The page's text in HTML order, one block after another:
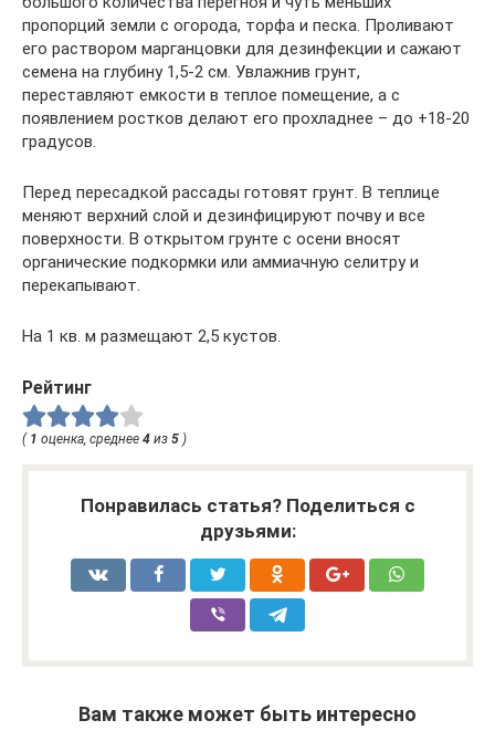
пропорций земли с огорода, торфа и песка. Проливают
его раствором марганцовки для дезинфекции и сажают
семена на глубину 1,5-2 см. Увлажнив грунт,
переставляют емкости в теплое помещение, а с
появлением ростков делают его прохладнее – до +18-20
градусов.
Перед пересадкой рассады готовят грунт. В теплице
меняют верхний слой и дезинфицируют почву и все
поверхности. В открытом грунте с осени вносят
органические подкормки или аммиачную селитру и
перекапывают.
На 1 кв. м размещают 2,5 кустов.
Рейтинг
( 1 оценка, среднее 4 из 5 )
Понравилась статья? Поделиться с
друзьями:
Вам также может быть интересно